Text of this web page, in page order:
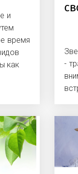
и
время
как
-